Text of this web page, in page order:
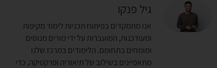
גיל פנקו
אנו מתמקדים בפיתוח תכניות לימוד מקיפות
ומעודכנות, המועברות על ידי מורים מנוסים
ומומחים בתחומם. הלימודים במרכז שלנו
מתאפיינים בשילוב של תיאוריה ופרקטיקה, כדי